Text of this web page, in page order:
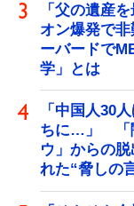
「父の遺産
オン爆発で
ーバードで
学」とは
「中国人30
ちに…」 「
ウ」からの
れた“脅しの